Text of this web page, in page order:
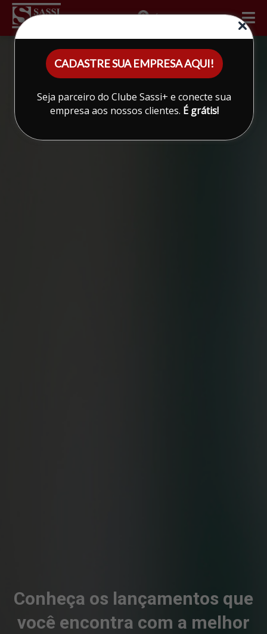
CADASTRE SUA EMPRESA AQUI!
Seja parceiro do Clube Sassi+ e conecte sua
empresa aos nossos clientes. É grátis!
ÁREA DO CLIENTE
Conheça os lançamentos que
você encontra com a melhor